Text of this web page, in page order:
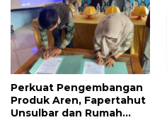
Perkuat Pengembangan
Produk Aren, Fapertahut
Unsulbar dan Rumah